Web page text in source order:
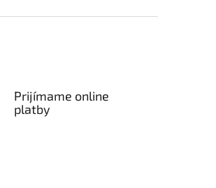
Prijímame online
platby